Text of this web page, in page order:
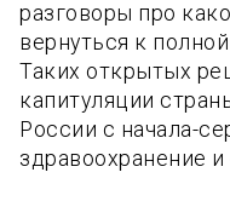
разговоры про
вернуться к
Таких открытых
капитуляции
России с начала-
здравоохранение